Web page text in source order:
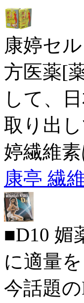
康婷セ
方医薬[
して、
取り出
婷繊維
康亭 繊
■D10 媚
に適量
今話題